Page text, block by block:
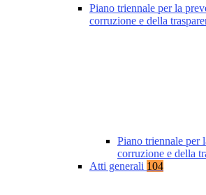
Piano triennale per la
corruzione e della
Piano triennale per
corruzione e della
Atti generali 104